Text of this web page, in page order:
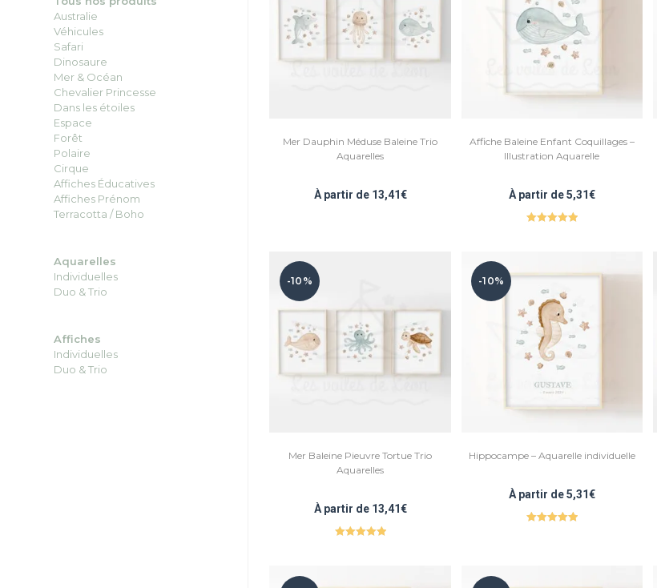
Mer Dauphin Méduse Baleine Trio
Aquarelles
À partir de 13,41€
Affiche Baleine Enfant Coquillages –
Illustration Aquarelle
À partir de5,31€
-10%
Mer Baleine Pieuvre Tortue Trio
Aquarelles
À partir de 13,41€
-10%
Hippocampe – Aquarelle individuelle
À partir de5,31€
Australie
Véhicules
Safari
Dinosaure
Mer & Océan
Chevalier Princesse
Dans les étoiles
Espace
Forêt
Polaire
Cirque
Affiches Éducatives
Affiches Prénom
Terracotta / Boho
Aquarelles
Individuelles
Duo &Trio
Affiches
Individuelles
Duo & Trio